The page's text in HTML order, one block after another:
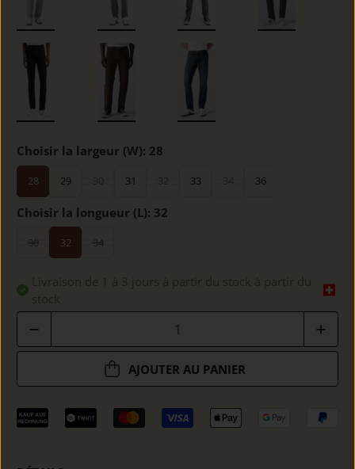
Choisir la largeur (W): 28
28 29 31 33 36
Choisir la longueur (L): 32
30 32 34
Livraison de 1 à 3 jours à partir du stock à partir du
stock
AJOUTER AU PANIER